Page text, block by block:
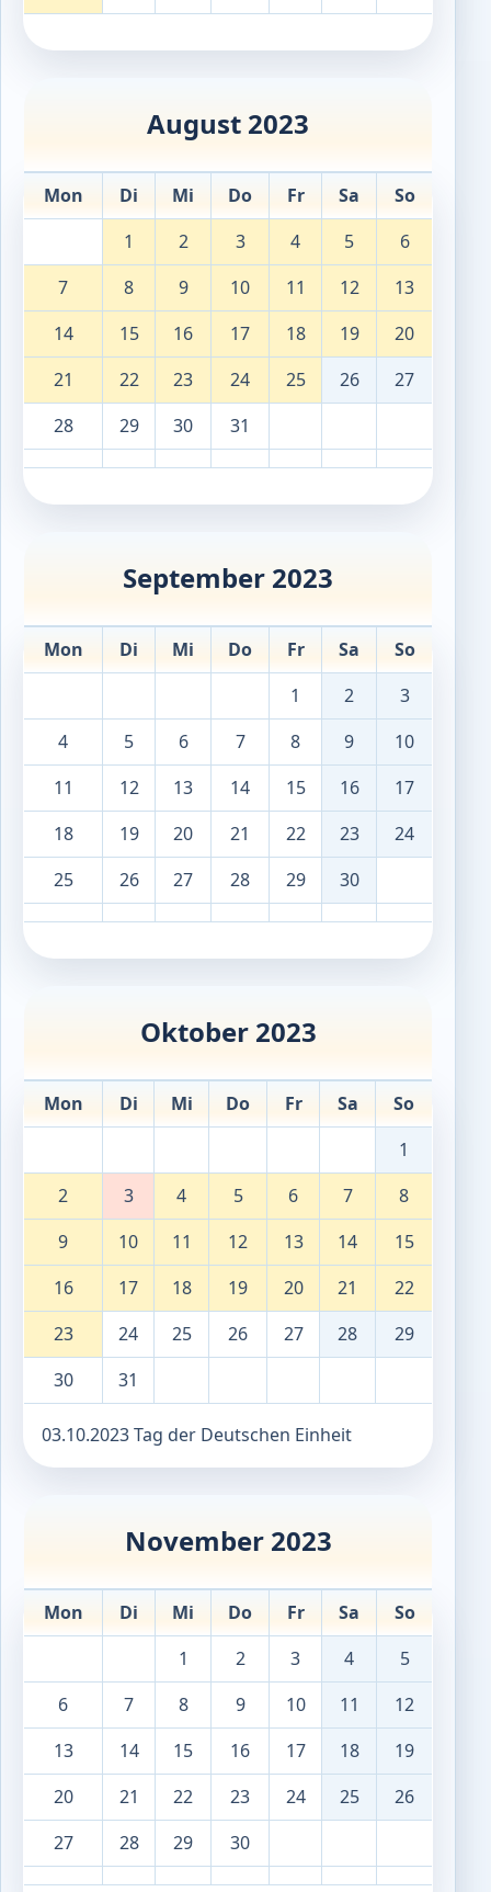
August 2023
Mon Di Mi Do Fr Sa
So
1
2 3 4 5
6
7
8 9 10 11 12
13
14
15 16 17 18 19
20
21
22 23 24 25 26
27
28
29 30 31
September 2023
Mon Di Mi Do Fr Sa
So
1
2
3
4
5 6 7 8 9
10
11
12 13 14 15 16
17
18
19 20 21 22 23
24
25
26 27 28 29 30
Oktober 2023
Mon Di Mi Do Fr Sa
So
1
2
3 4 5 6 7
8
9
10 11 12 13 14
15
16
17 18 19 20 21
22
23
24 25 26 27 28
29
30
31
03.10.2023 Tag der Deutschen Einheit
November 2023
Mon Di Mi Do Fr Sa
So
1
2 3 4
5
6
7 8 9 10 11
12
13
14 15 16 17 18
19
20
21 22 23 24 25
26
27
28 29 30